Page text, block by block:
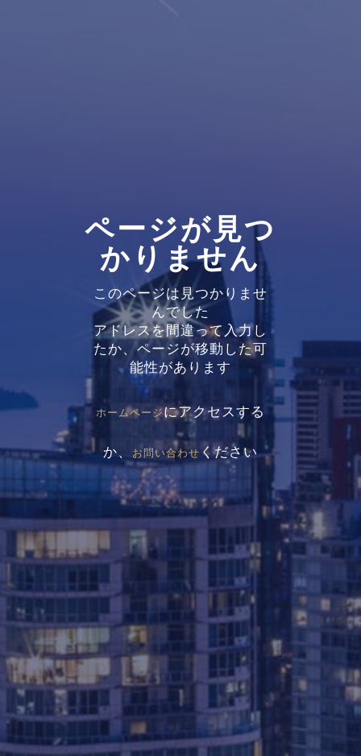
ページが見つ
かりません
このページは見つかりませ
んでした
アドレスを間違って入力し
たか、ページが移動した可
能性があります
ホームページにアクセスする
か、 お問い合わせ ください